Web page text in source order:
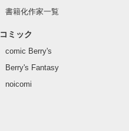
書籍化作家一覧
コミック
comic Berry's
Berry's Fantasy
noicomi